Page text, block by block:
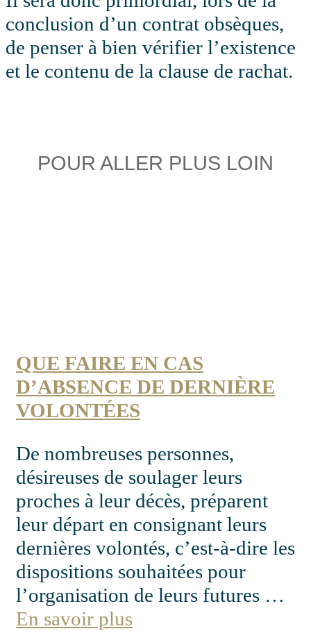
conclusion d’un contrat obsèques,
de penser à bien vérifier l’existence
et le contenu de la clause de rachat.
POUR ALLER PLUS LOIN
QUE FAIRE EN CAS
D’ABSENCE DE DERNIÈRE
VOLONTÉES
De nombreuses personnes,
désireuses de soulager leurs
proches à leur décès, préparent
leur départ en consignant leurs
dernières volontés, c’est-à-dire les
dispositions souhaitées pour
l’organisation de leurs futures …
En savoir plus